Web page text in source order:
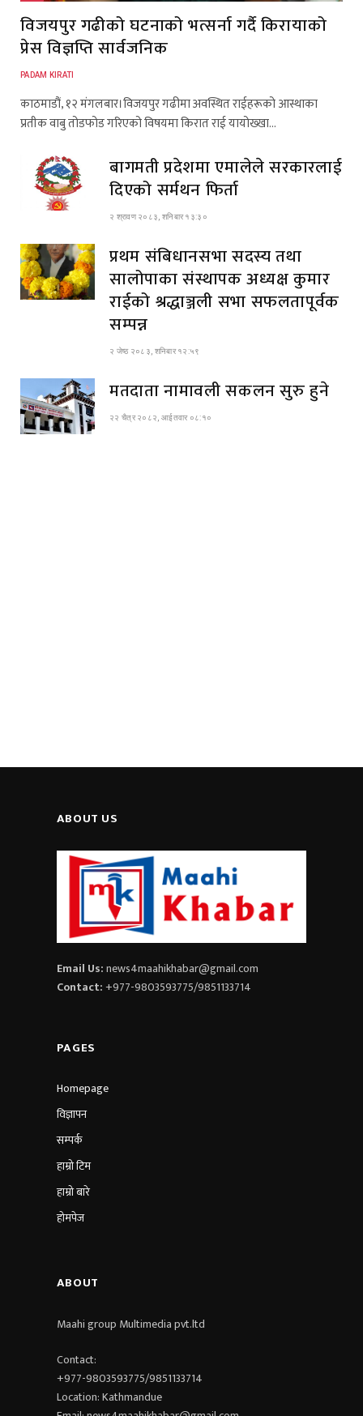
विजयपुर गढीको घटनाको भत्सर्ना गर्दै किरायाको
प्रेस विज्ञप्ति सार्वजनिक
PADAM KIRATI
काठमाडौं, १२ मंगलबार।विजयपुर गढीमा अवस्थित राईहरूको आस्थाका
प्रतीक वाबु तोडफोड गरिएको विषयमा किरात राई यायोख्खा…
बागमती प्रदेशमा एमालेले सरकारलाई
दिएको सर्मथन फिर्ता
२ श्रावण २०८३, शनिबार १३:३०
प्रथम संबिधानसभा सदस्य तथा
सालोपाका संस्थापक अध्यक्ष कुमार
राईको श्रद्धाञ्जली सभा सफलतापूर्वक
सम्पन्न
२ जेष्ठ २०८३, शनिबार १२:५९
मतदाता नामावली सकलन सुरु हुने
२२ चैत्र २०८२, आईतवार ०८:१०
ABOUT US
Email Us:news4maahikhabar@gmail.com
Contact:+977-9803593775/9851133714
PAGES
Homepage
विज्ञापन
सम्पर्क
हाम्रो टिम
हाम्रो बारे
होमपेज
ABOUT
Maahi group Multimedia pvt.ltd​
Contact:
+977-9803593775/9851133714
Location: Kathmandue